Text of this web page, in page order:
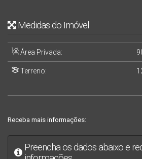
Medidas do Imóvel
Área Privada:
Terreno:
Receba mais informações:
Preencha os dados abaixo e